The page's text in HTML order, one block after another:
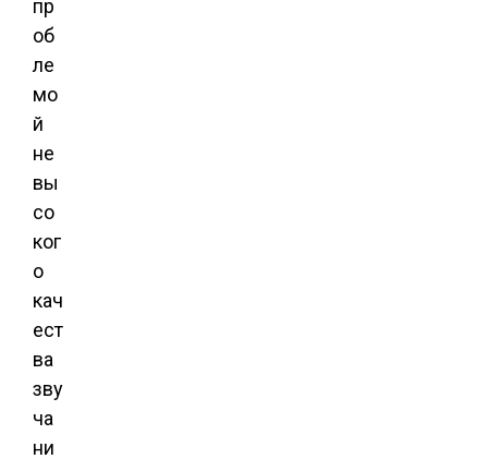
пр
об
ле
мо
й
не
вы
со
ког
о
кач
ест
ва
зву
ча
ни